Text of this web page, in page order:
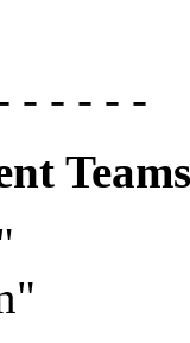
- - - - -